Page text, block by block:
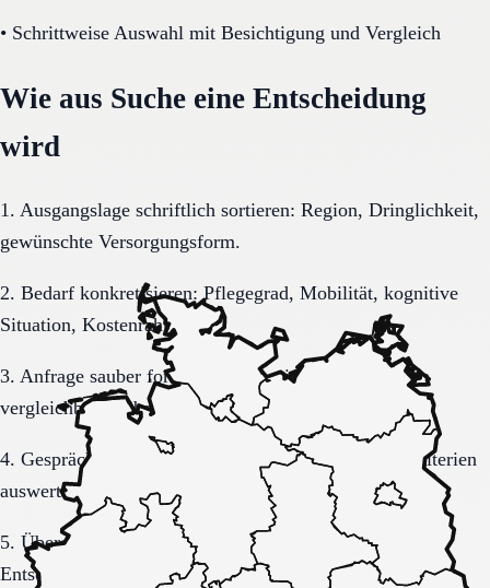
• Schrittweise Auswahl mit Besichtigung und Vergleich
Wie aus Suche eine Entscheidung
wird
1. Ausgangslage schriftlich sortieren: Region, Dringlichkeit,
gewünschte Versorgungsform.
2. Bedarf konkretisieren: Pflegegrad, Mobilität, kognitive
Situation, Kostenrahmen.
3. Anfrage sauber formulieren, damit Rückmeldungen
vergleichbar bleiben.
4. Gespräche und Besichtigungen mit festen Muss-Kriterien
auswerten.
5. Übergang, Kommunikation und Kosten vor der
Entscheidung vollständig klären.